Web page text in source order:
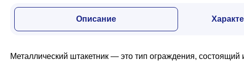
Описание
Металлический штакетник — это тип ограждения,